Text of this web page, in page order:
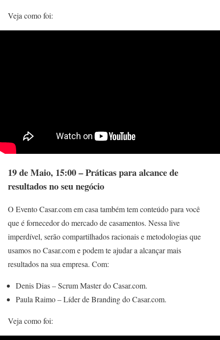
Veja como foi:
19 de Maio, 15:00 – Práticas para alcance de
resultados no seu negócio
O Evento Casar.com em casa também tem conteúdo para você
que é fornecedor do mercado de casamentos. Nessa live
imperdível, serão compartilhados racionais e metodologias que
usamos no Casar.com e podem te ajudar a alcançar mais
resultados na sua empresa. Com:
Denis Dias – Scrum Master do Casar.com.
Paula Raimo – Líder de Branding do Casar.com.
Veja como foi: